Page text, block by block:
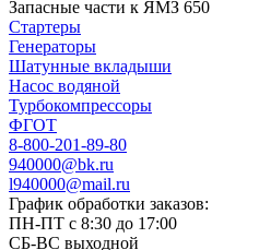
Запасные части к ЯМЗ 650
Стартеры
Генераторы
Шатунные вкладыши
Насос водяной
Турбокомпрессоры
ФГОТ
8-800-201-89-80
940000@bk.ru
l940000@mail.ru
График обработки заказов:
ПН-ПТ с 8:30 до 17:00
СБ-ВС выходной